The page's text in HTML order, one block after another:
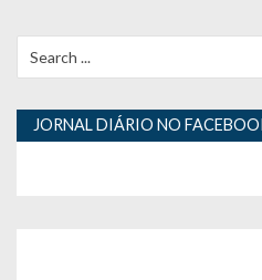
for:
JORNAL DIÁRIO NO